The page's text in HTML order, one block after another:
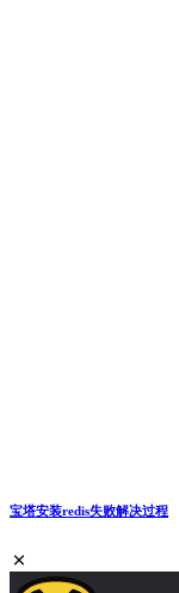
宝塔安装redis失败解决过程